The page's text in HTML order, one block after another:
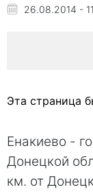
26.08.2014 -
Эта страница
Енакиево -
Донецкой
км. от